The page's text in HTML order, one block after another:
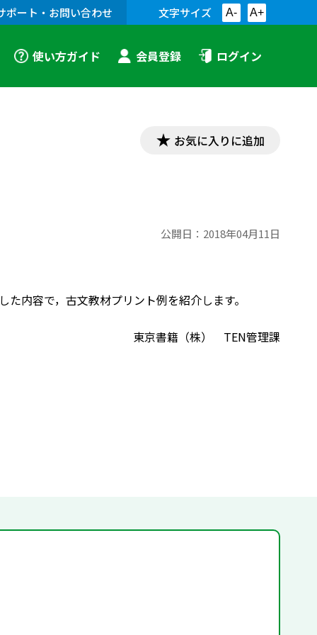
ポート・お問い合わせ 文字サイズ A- A+
使い方ガイド 会員登録 ログイン
お気に入りに追加
公開日： 2018年04月11日
内容で，古文教材プリント例を紹介します。
東京書籍（株） TEN管理課